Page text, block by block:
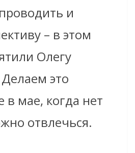
и
– в этом
Олегу
это
в мае, когда нет
отвлечься.